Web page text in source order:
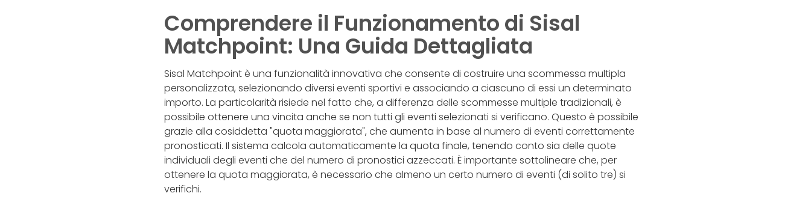
Comprendere il Funzionamento di Sisal
Matchpoint: Una Guida Dettagliata
Sisal Matchpoint è una funzionalità innovativa che consente di costruire una scommessa multipla
personalizzata, selezionando diversi eventi sportivi e associando a ciascuno di essi un determinato
importo. La particolarità risiede nel fatto che, a differenza delle scommesse multiple tradizionali, è
possibile ottenere una vincita anche se non tutti gli eventi selezionati si verificano. Questo è possibile
grazie alla cosiddetta "quota maggiorata", che aumenta in base al numero di eventi correttamente
pronosticati. Il sistema calcola automaticamente la quota finale, tenendo conto sia delle quote
individuali degli eventi che del numero di pronostici azzeccati. È importante sottolineare che, per
ottenere la quota maggiorata, è necessario che almeno un certo numero di eventi (di solito tre) si
verifichi.